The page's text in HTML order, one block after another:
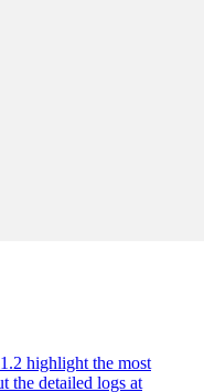
highlight the most
the detailed logs at